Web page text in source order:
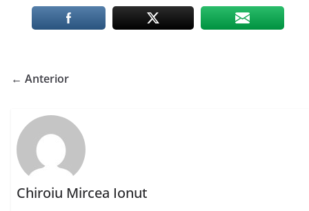
← Anterior
Chiroiu Mircea Ionut